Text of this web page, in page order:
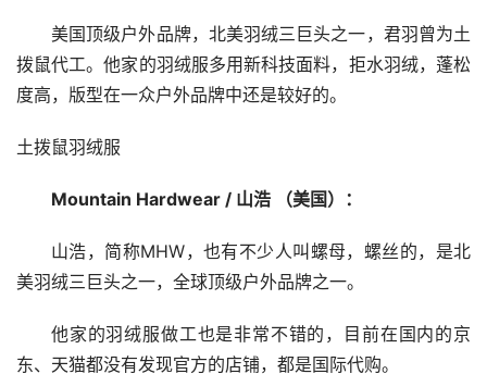
美国顶级户外品牌，北美羽绒三巨头之一，君羽曾为土
拨鼠代工。他家的羽绒服多用新科技面料，拒水羽绒，蓬松
度高，版型在一众户外品牌中还是较好的。
土拨鼠羽绒服
Mountain Hardwear / 山浩 （美国）：
山浩，简称MHW，也有不少人叫螺母，螺丝的，是北
美羽绒三巨头之一，全球顶级户外品牌之一。
他家的羽绒服做工也是非常不错的，目前在国内的京
东、天猫都没有发现官方的店铺，都是国际代购。